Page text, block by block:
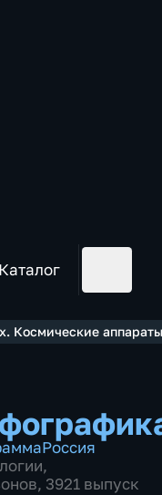
Каталог
Космические аппараты
Россия
,
3921 выпуск